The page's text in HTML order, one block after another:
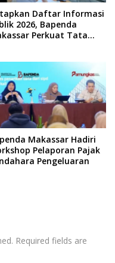
Daftar Informasi
2026, Bapenda
Perkuat Tata
Makassar Hadiri
Pelaporan Pajak
Pengeluaran
Required fields are